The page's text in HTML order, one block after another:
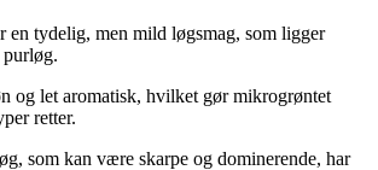
en tydelig, men mild løgsmag, som ligger
og let aromatisk, hvilket gør mikrogrøntet
retter.
som kan være skarpe og dominerende, har